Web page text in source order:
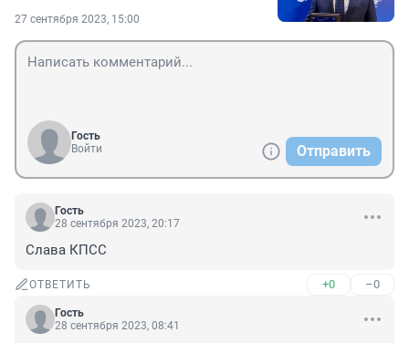
27 сентября 2023, 15:00
Гость
Войти
Отправить
Гость
28 сентября 2023, 20:17
Слава КПСС
ОТВЕТИТЬ +0 –0
Гость
28 сентября 2023, 08:41